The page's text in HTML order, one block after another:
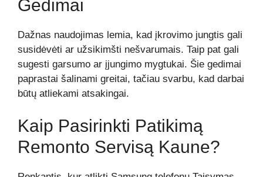
Gedimai
Dažnas naudojimas lemia, kad įkrovimo jungtis gali
susidėvėti ar užsikimšti nešvarumais. Taip pat gali
sugesti garsumo ar įjungimo mygtukai. Šie gedimai
paprastai šalinami greitai, tačiau svarbu, kad darbai
būtų atliekami atsakingai.
Kaip Pasirinkti Patikimą
Remonto Servisą Kaune?